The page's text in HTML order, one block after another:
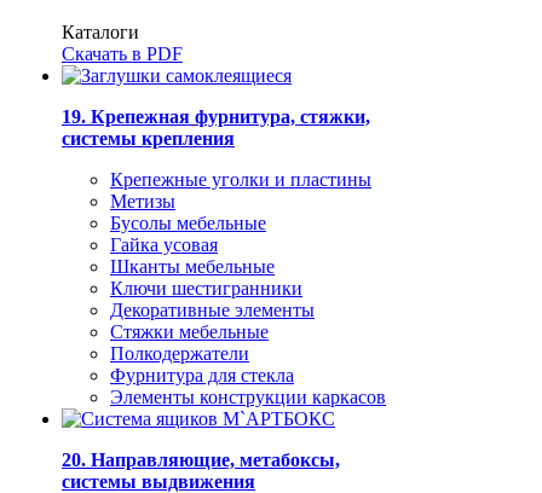
Каталоги
Скачать в PDF
19. Крепежная фурнитура, стяжки,
системы крепления
Крепежные уголки и пластины
Метизы
Бусолы мебельные
Гайка усовая
Шканты мебельные
Ключи шестигранники
Декоративные элементы
Стяжки мебельные
Полкодержатели
Фурнитура для стекла
Элементы конструкции каркасов
20. Направляющие, метабоксы,
системы выдвижения